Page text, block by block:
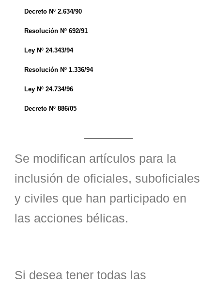
Decreto Nº 2.634/90
Resolución Nº 692/91
Ley Nº 24.343/94
Resolución Nº 1.336/94
Ley Nº 24.734/96
Decreto Nº 886/05
Se modifican artículos para la
inclusión de oficiales, suboficiales
y civiles que han participado en
las acciones bélicas.
Si desea tener todas las